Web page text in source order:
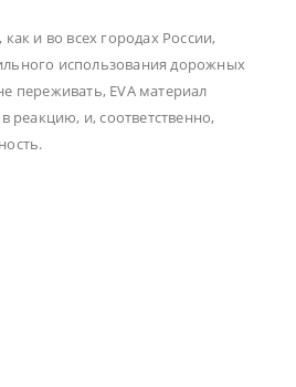
и во всех городах России,
использования дорожных
переживать, EVA материал
реакцию, и, соответственно,